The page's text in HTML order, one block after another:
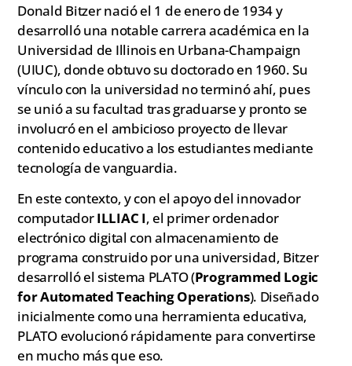
Donald Bitzer nació el 1 de enero de 1934 y
desarrolló una notable carrera académica en la
Universidad de Illinois en Urbana-Champaign
(UIUC), donde obtuvo su doctorado en 1960. Su
vínculo con la universidad no terminó ahí, pues
se unió a su facultad tras graduarse y pronto se
involucró en el ambicioso proyecto de llevar
contenido educativo a los estudiantes mediante
tecnología de vanguardia.
En este contexto, y con el apoyo del innovador
computadorILLIAC I, el primer ordenador
electrónico digital con almacenamiento de
programa construido por una universidad, Bitzer
desarrolló el sistema PLATO (Programmed Logic
for Automated Teaching Operations). Diseñado
inicialmente como una herramienta educativa,
PLATO evolucionó rápidamente para convertirse
en mucho más que eso.